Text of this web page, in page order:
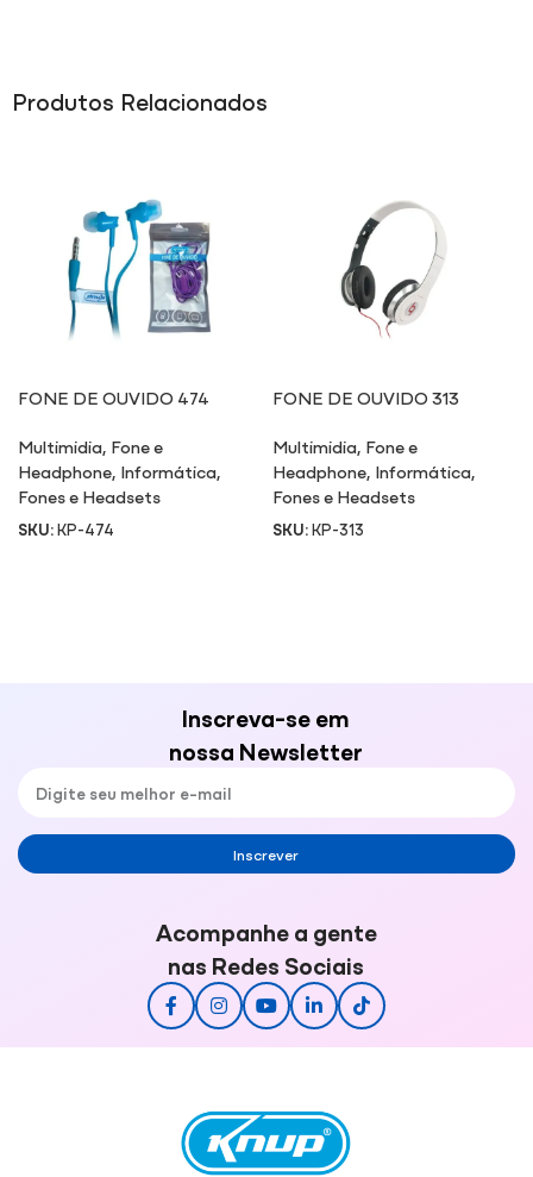
Produtos Relacionados
FONE DE OUVIDO 474
Multimidia, Fone e
Headphone, Informática,
Fones e Headsets
SKU:KP-474
FONE DE OUVIDO 313
Multimidia, Fone e
Headphone, Informática,
Fones e Headsets
SKU:KP-313
Inscreva-se em
nossa Newsletter
Inscrever
Acompanhe a gente
nas Redes Sociais